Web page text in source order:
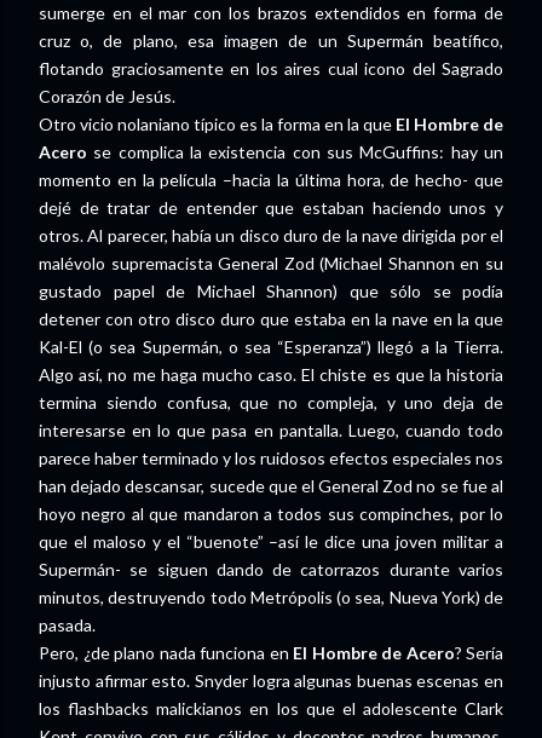
sumerge en el mar con los brazos extendidos en forma de
cruz o, de plano, esa imagen de un Supermán beatífico,
flotando graciosamente en los aires cual icono del Sagrado
Corazón de Jesús.
Otro vicio nolaniano típico es la forma en la que El Hombre de
Acero se complica la existencia con sus McGuffins: hay un
momento en la película –hacia la última hora, de hecho- que
dejé de tratar de entender que estaban haciendo unos y
otros. Al parecer, había un disco duro de la nave dirigida por el
malévolo supremacista General Zod (Michael Shannon en su
gustado papel de Michael Shannon) que sólo se podía
detener con otro disco duro que estaba en la nave en la que
Kal-El (o sea Supermán, o sea “Esperanza”) llegó a la Tierra.
Algo así, no me haga mucho caso. El chiste es que la historia
termina siendo confusa, que no compleja, y uno deja de
interesarse en lo que pasa en pantalla. Luego, cuando todo
parece haber terminado y los ruidosos efectos especiales nos
han dejado descansar, sucede que el General Zod no se fue al
hoyo negro al que mandaron a todos sus compinches, por lo
que el maloso y el “buenote” –así le dice una joven militar a
Supermán- se siguen dando de catorrazos durante varios
minutos, destruyendo todo Metrópolis (o sea, Nueva York) de
pasada.
Pero, ¿de plano nada funciona en El Hombre de Acero? Sería
injusto afirmar esto. Snyder logra algunas buenas escenas en
los flashbacks malickianos en los que el adolescente Clark